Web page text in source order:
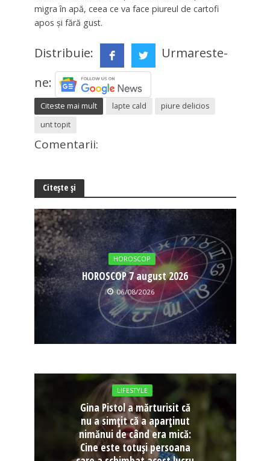
migra în apă, ceea ce va face piureul de cartofi
apos și fără gust.
Distribuie:
Urmareste-
ne:
Citeste mai mult lapte cald
piure delicios
unt topit
Comentarii:
Citește și
HOROSCOP
HOROSCOP 7 august 2026
06/08/2026
LIFESTYLE
Gina Pistol a mărturisit că
nu a simțit că a aparținut
nimănui de când era mică:
Cine este totuși persoana